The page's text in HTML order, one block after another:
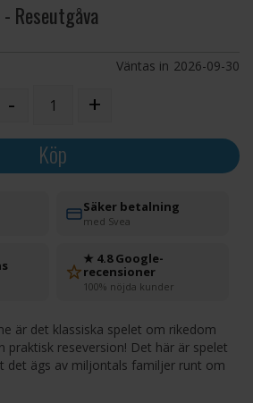
Reseutgåva
Väntas in 2026-09-30
- +
Köp
Säker betalning
med Svea
★ 4.8 Google-
recensioner
100% nöjda kunder
är det klassiska spelet om rikedom
praktisk reseversion! Det här är spelet
det ägs av miljontals familjer runt om